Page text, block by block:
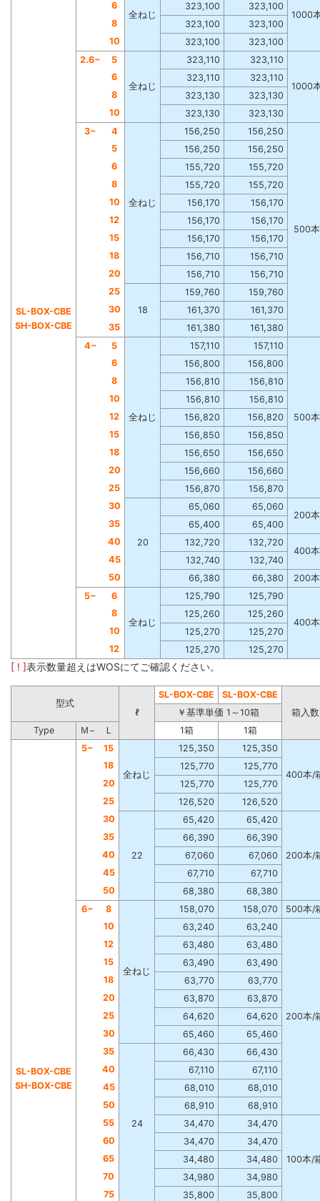
SL-BOX-CBE
SH-BOX-CBE
全ねじ 1000
6 323,100
323,100
8
323,100
323,100
10
323,100
323,100
2.6−
5
全ねじ
323,110 323,110
1000
6 323,110
323,110
8
323,130
323,130
10
323,130
323,130
3−
4
全ねじ
156,250 156,250
500
5 156,250
156,250
6
155,720
155,720
8
155,720
155,720
10
156,170
156,170
12
156,170
156,170
15
156,170
156,170
18
156,710
156,710
20
156,710
156,710
25
18
159,760
159,760
30
161,370
161,370
35
161,380
161,380
4−
5
全ねじ
157,110 157,110
500
6 156,800
156,800
8
156,810
156,810
10
156,810
156,810
12
156,820
156,820
15
156,850
156,850
18
156,650
156,650
20
156,660
156,660
25
156,870
156,870
30
20
65,060
65,060
200
35
65,400
65,400
40
132,720
132,720
400
45
132,740
132,740
50
66,380 66,380
200
5−
6
全ねじ
125,790 125,790
400
8 125,260
125,260
10
125,270
125,270
12
125,270 125,270
[ ! ]表示数量超えはWOSにてご確認ください。
型式
ℓ
SL-BOX-CBE
SL-BOX-CBE
箱入数
￥基準単価 1～10箱
Type
Ｍ− Ｌ 1箱 1箱
SL-BOX-CBE
SH-BOX-CBE
5− 15
全ねじ
125,350 125,350
400本/
18 125,770
125,770
20
125,770
125,770
25
126,520
126,520
30
22
65,420 65,420
200本/
35 66,390
66,390
40
67,060
67,060
45
67,710
67,710
50
68,380
68,380
6−
8
全ねじ
158,070 158,070
500本/
10
63,240 63,240
200本/
12 63,480
63,480
15
63,490
63,490
18
63,770
63,770
20
63,870
63,870
25
64,620
64,620
30
65,460
65,460
35
24
66,430
66,430
40
67,110
67,110
45
68,010
68,010
50
68,910
68,910
55
34,470 34,470
100本/
60 34,470
34,470
65
34,480
34,480
70
34,980
34,980
75
35,800
35,800